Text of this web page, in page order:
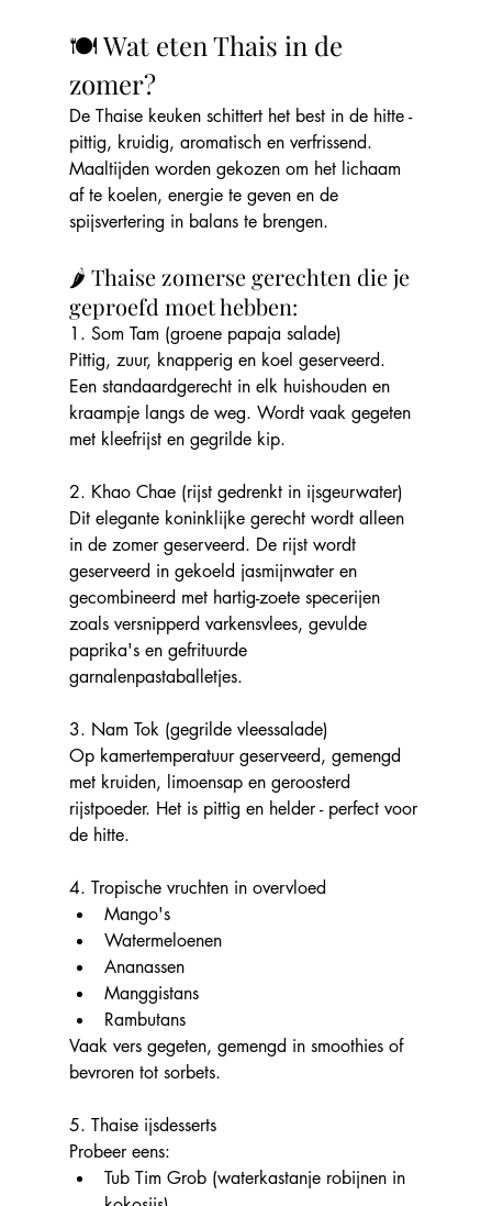
🍽️ Wat eten Thais in de
zomer?
De Thaise keuken schittert het best in de hitte -
pittig, kruidig, aromatisch en verfrissend.
Maaltijden worden gekozen om het lichaam
af te koelen, energie te geven en de
spijsvertering in balans te brengen.
🌶️ Thaise zomerse gerechten die je
geproefd moet hebben:
1. Som Tam (groene papaja salade)
Pittig, zuur, knapperig en koel geserveerd.
Een standaardgerecht in elk huishouden en
kraampje langs de weg. Wordt vaak gegeten
met kleefrijst en gegrilde kip.
2. Khao Chae (rijst gedrenkt in ijsgeurwater)
Dit elegante koninklijke gerecht wordt alleen
in de zomer geserveerd. De rijst wordt
geserveerd in gekoeld jasmijnwater en
gecombineerd met hartig-zoete specerijen
zoals versnipperd varkensvlees, gevulde
paprika's en gefrituurde
garnalenpastaballetjes.
3. Nam Tok (gegrilde vleessalade)
Op kamertemperatuur geserveerd, gemengd
met kruiden, limoensap en geroosterd
rijstpoeder. Het is pittig en helder - perfect voor
de hitte.
4. Tropische vruchten in overvloed
Mango's
Watermeloenen
Ananassen
Manggistans
Rambutans
Vaak vers gegeten, gemengd in smoothies of
bevroren tot sorbets.
5. Thaise ijsdesserts
Probeer eens:
Tub Tim Grob (waterkastanje robijnen in